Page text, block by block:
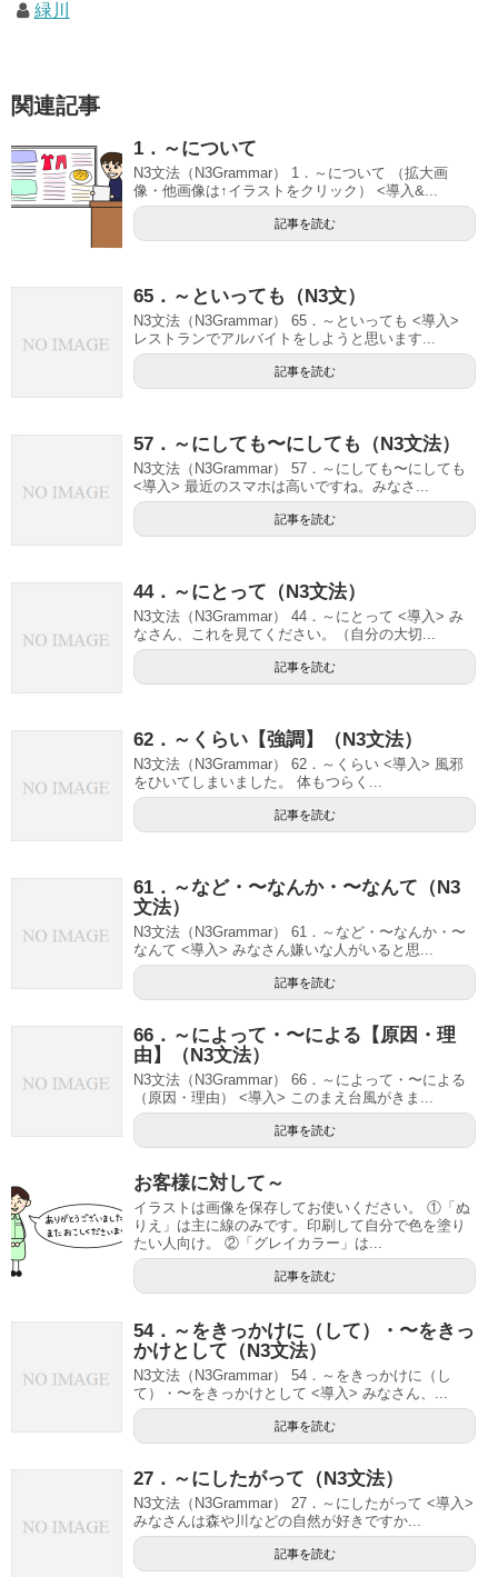
緑川
関連記事
1．～について
N3文法（N3Grammar） 1．～について （拡大画
像・他画像は↑イラストをクリック） <導入&...
記事を読む
65．～といっても（N3文）
N3文法（N3Grammar） 65．～といっても <導入>
レストランでアルバイトをしようと思います...
記事を読む
57．～にしても〜にしても（N3文法）
N3文法（N3Grammar） 57．～にしても〜にしても
<導入> 最近のスマホは高いですね。みなさ...
記事を読む
44．～にとって（N3文法）
N3文法（N3Grammar） 44．～にとって <導入> み
なさん、これを見てください。（自分の大切...
記事を読む
62．～くらい【強調】（N3文法）
N3文法（N3Grammar） 62．～くらい <導入> 風邪
をひいてしまいました。 体もつらく...
記事を読む
61．～など・〜なんか・〜なんて（N3
文法）
N3文法（N3Grammar） 61．～など・〜なんか・〜
なんて <導入> みなさん嫌いな人がいると思...
記事を読む
66．～によって・〜による【原因・理
由】（N3文法）
N3文法（N3Grammar） 66．～によって・〜による
（原因・理由） <導入> このまえ台風がきま...
記事を読む
お客様に対して～
イラストは画像を保存してお使いください。 ①「ぬ
りえ」は主に線のみです。印刷して自分で色を塗り
たい人向け。 ②「グレイカラー」は...
記事を読む
54．～をきっかけに（して）・〜をきっ
かけとして（N3文法）
N3文法（N3Grammar） 54．～をきっかけに（し
て）・〜をきっかけとして <導入> みなさん、...
記事を読む
27．～にしたがって（N3文法）
N3文法（N3Grammar） 27．～にしたがって <導入>
みなさんは森や川などの自然が好きですか...
記事を読む